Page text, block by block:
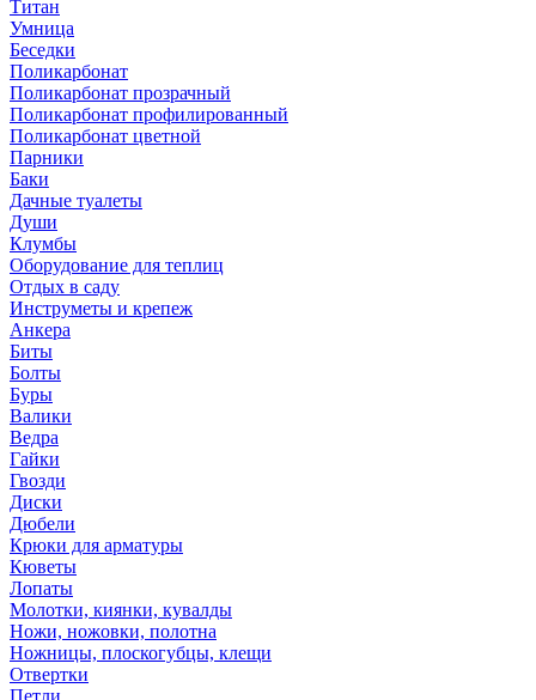
Титан
Умница
Беседки
Поликарбонат
Поликарбонат прозрачный
Поликарбонат профилированный
Поликарбонат цветной
Парники
Баки
Дачные туалеты
Души
Клумбы
Оборудование для теплиц
Отдых в саду
Инструметы и крепеж
Анкера
Биты
Болты
Буры
Валики
Ведра
Гайки
Гвозди
Диски
Дюбели
Крюки для арматуры
Кюветы
Лопаты
Молотки, киянки, кувалды
Ножи, ножовки, полотна
Ножницы, плоскогубцы, клещи
Отвертки
Петли